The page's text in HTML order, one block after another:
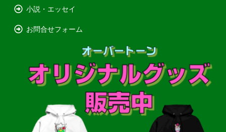
小説・エッセイ
お問合せフォーム